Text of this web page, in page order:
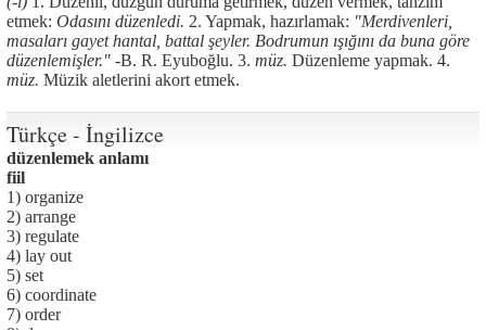
etmek: Odasını düzenledi. 2. Yapmak, hazırlamak: "Merdivenleri,
masaları gayet hantal, battal şeyler. Bodrumun ışığını da buna göre
düzenlemişler." -B. R. Eyuboğlu. 3. müz. Düzenleme yapmak. 4.
müz. Müzik aletlerini akort etmek.
Türkçe - İngilizce
düzenlemek anlamı
fiil
1) organize
2) arrange
3) regulate
4) lay out
5) set
6) coordinate
7) order